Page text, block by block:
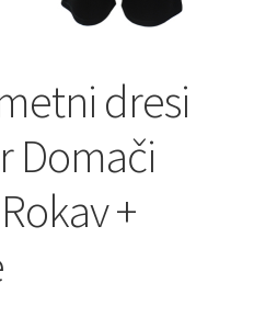
dresi
Domači
+